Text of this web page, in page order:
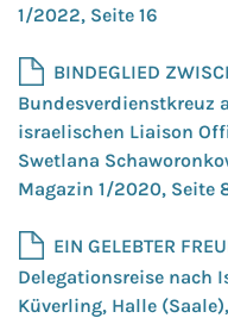
1/2022, Seite 16
BINDEGLIED
Bundesverdienstkreuz
israelischen Liaison
Swetlana
Magazin 1/2020, Seite
EIN GELEBTER
Delegationsreise nach
Küverling, Halle